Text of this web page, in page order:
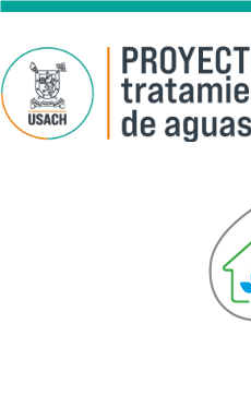
Pasar al contenido principal